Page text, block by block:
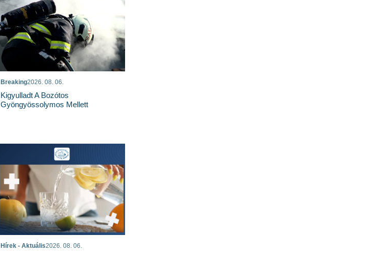
Breaking2026. 08. 06.
Kigyulladt A Bozótos
Gyöngyössolymos Mellett
Hírek - Aktuális2026. 08. 06.